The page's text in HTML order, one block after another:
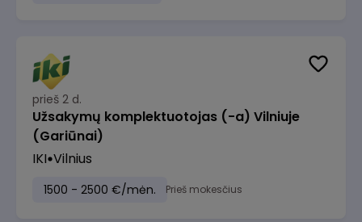
prieš 2 d.
Užsakymų komplektuotojas (-a) Vilniuje
(Gariūnai)
IKI Vilnius
1500 - 2500 €/mėn. Prieš mokesčius